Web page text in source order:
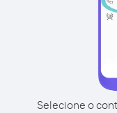
Selecione o